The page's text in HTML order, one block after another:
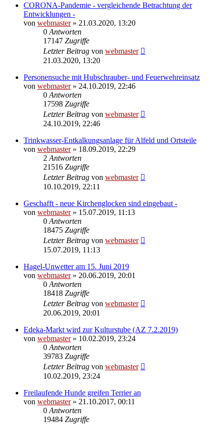
CORONA-Pandemie - vergleichende Betrachtung der
Entwicklungen -
von webmaster» 21.03.2020, 13:20
0 Antworten
17147 Zugriffe
Letzter Beitrag von webmaster
21.03.2020, 13:20
Personensuche mit Hubschrauber- und Feuerwehreinsatz
von webmaster» 24.10.2019, 22:46
0 Antworten
17598 Zugriffe
Letzter Beitrag von webmaster
24.10.2019, 22:46
Trinkwasser-Entkalkungsanlage für Alfeld und Ortsteile
von webmaster» 18.09.2019, 22:29
2 Antworten
21516 Zugriffe
Letzter Beitrag von webmaster
10.10.2019, 22:11
Geschafft - neue Kirchenglocken sind eingebaut -
von webmaster» 15.07.2019, 11:13
0 Antworten
18475 Zugriffe
Letzter Beitrag von webmaster
15.07.2019, 11:13
Hagel-Unwetter am 15. Juni 2019
von webmaster» 20.06.2019, 20:01
0 Antworten
18418 Zugriffe
Letzter Beitrag von webmaster
20.06.2019, 20:01
Edeka-Markt wird zur Kulturstube (AZ 7.2.2019)
von webmaster» 10.02.2019, 23:24
0 Antworten
39783 Zugriffe
Letzter Beitrag von webmaster
10.02.2019, 23:24
Freilaufende Hunde greifen Terrier an
von webmaster» 21.10.2017, 00:11
0 Antworten
19484 Zugriffe